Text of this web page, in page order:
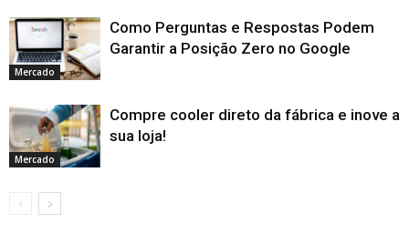
Mercado
Como Perguntas e Respostas Podem
Garantir a Posição Zero no Google
Mercado
Compre cooler direto da fábrica e inove a
sua loja!